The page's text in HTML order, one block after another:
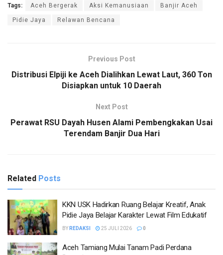
Tags: Aceh Bergerak Aksi Kemanusiaan Banjir Aceh
Pidie Jaya Relawan Bencana
Previous Post
Distribusi Elpiji ke Aceh Dialihkan Lewat Laut, 360 Ton
Disiapkan untuk 10 Daerah
Next Post
Perawat RSU Dayah Husen Alami Pembengkakan Usai
Terendam Banjir Dua Hari
Related Posts
KKN USK Hadirkan Ruang Belajar Kreatif, Anak
Pidie Jaya Belajar Karakter Lewat Film Edukatif
BY REDAKSI 25 JULI 2026 0
Aceh Tamiang Mulai Tanam Padi Perdana